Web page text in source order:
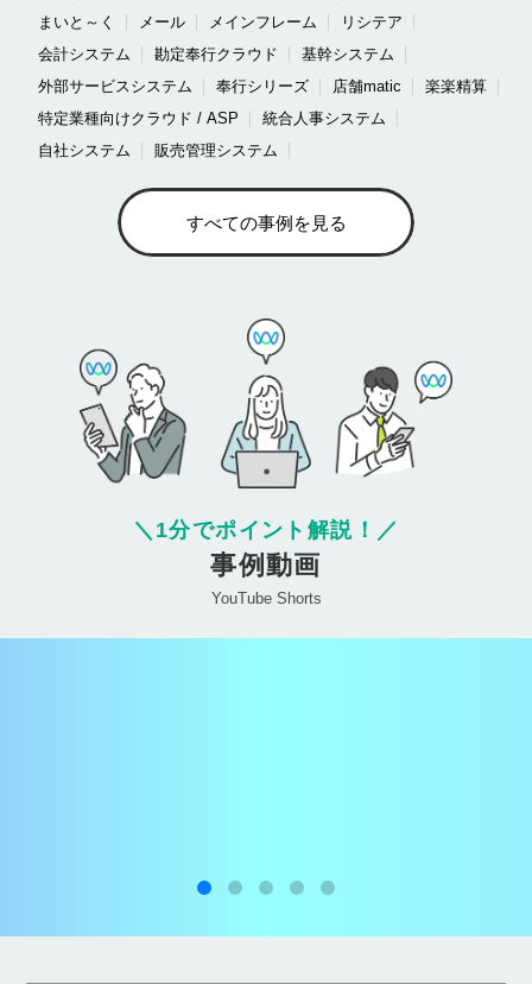
まいと～く
メール メインフレーム
リシテア
会計システム
勘定奉行クラウド
基幹システム
外部サービスシステム
奉行シリーズ 店舗matic
楽楽精算
特定業種向けクラウド / ASP
統合人事システム
自社システム
販売管理システム
すべての事例を見る
＼ 1分でポイント解説！ ／
事例動画
YouTube Shorts